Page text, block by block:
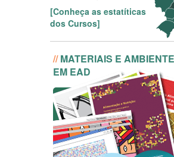
[Conheça as estatíticas
dos Cursos]
//MATERIAIS E
EM EAD